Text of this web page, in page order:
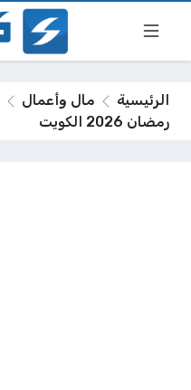
الرئيسية مال وأعمال
رمضان 2026 الكويت